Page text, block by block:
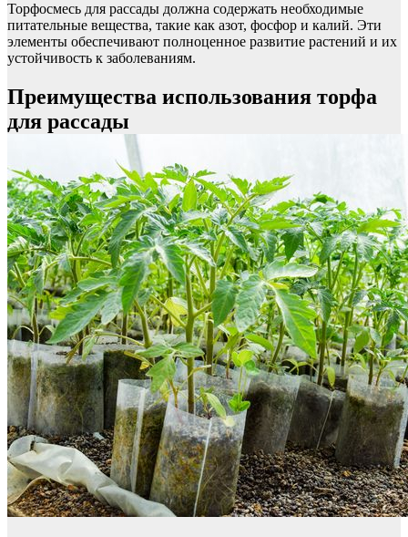
Торфосмесь для рассады должна содержать необходимые
питательные вещества, такие как азот, фосфор и калий. Эти
элементы обеспечивают полноценное развитие растений и их
устойчивость к заболеваниям.
Преимущества использования торфа
для рассады